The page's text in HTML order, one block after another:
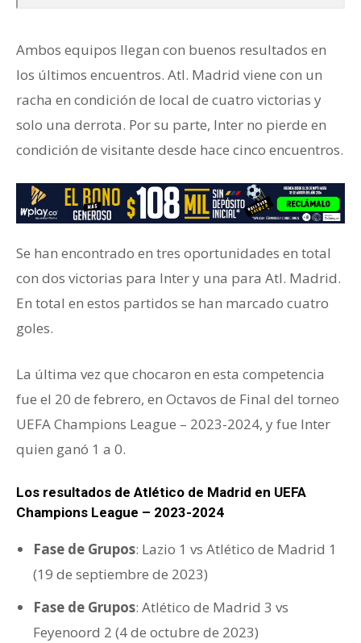
Ambos equipos llegan con buenos resultados en
los últimos encuentros. Atl. Madrid viene con un
racha en condición de local de cuatro victorias y
solo una derrota. Por su parte, Inter no pierde en
condición de visitante desde hace cinco encuentros.
Se han encontrado en tres oportunidades en total
con dos victorias para Inter y una para Atl. Madrid.
En total en estos partidos se han marcado cuatro
goles.
La última vez que chocaron en esta competencia
fue el 20 de febrero, en Octavos de Final del torneo
UEFA Champions League – 2023-2024, y fue Inter
quien ganó 1 a 0.
Los resultados de Atlético de Madrid en UEFA
Champions League – 2023-2024
Fase de Grupos: Lazio 1 vs Atlético de Madrid 1
(19 de septiembre de 2023)
Fase de Grupos: Atlético de Madrid 3 vs
Feyenoord 2 (4 de octubre de 2023)